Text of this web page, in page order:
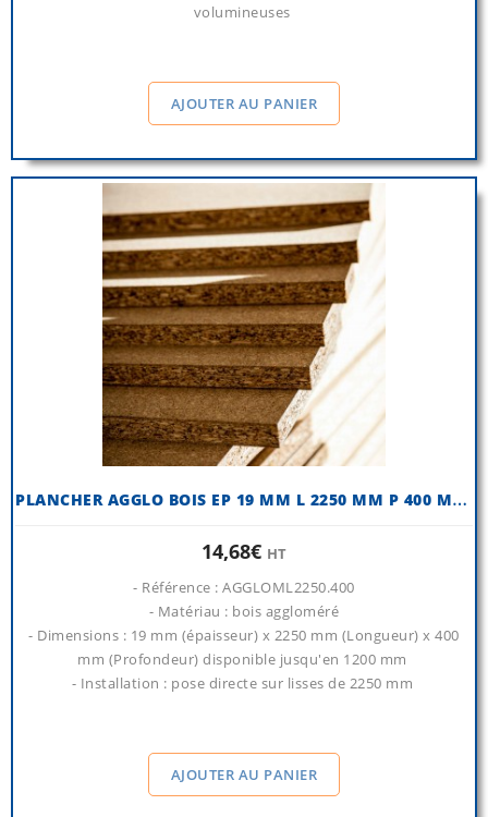
volumineuses
AJOUTER AU PANIER
P
LANCHER AGGLO BOIS EP 19 MM L 2250 MM P 400 MM (QTÉ 1 NIVEAU)
14,68€ HT
- Référence : AGGLOML2250.400
- Matériau : bois aggloméré
- Dimensions : 19 mm (épaisseur) x 2250 mm (Longueur) x 400
mm (Profondeur) disponible jusqu'en 1200 mm
- Installation : pose directe sur lisses de 2250 mm
AJOUTER AU PANIER